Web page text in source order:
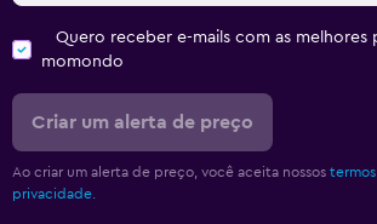
Quero receber e-mails com as melhores
momondo
Criar um alerta de preço
Ao criar um alerta de preço, você aceita nossos
privacidade.